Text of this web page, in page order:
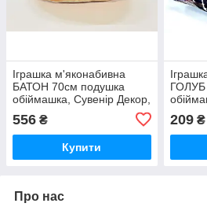
Іграшка м'яконабивна
БАТОН 70см подушка
обіймашка, Сувенір Декор,
556 ₴
Купити
ГОЛУБ
209₴
Про нас